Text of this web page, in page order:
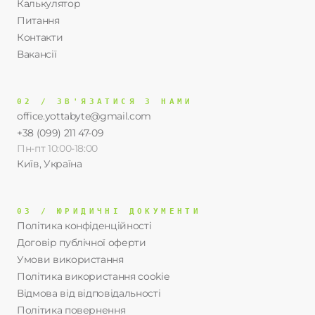
Калькулятор
Питання
Контакти
Вакансії
02 / ЗВ'ЯЗАТИСЯ З НАМИ
office.yottabyte@gmail.com
+38 (099) 211 47-09
Пн-пт 10:00-18:00
Київ, Україна
03 / ЮРИДИЧНІ ДОКУМЕНТИ
Політика конфіденційності
Договір публічної оферти
Умови використання
Політика використання cookie
Відмова від відповідальності
Політика повернення